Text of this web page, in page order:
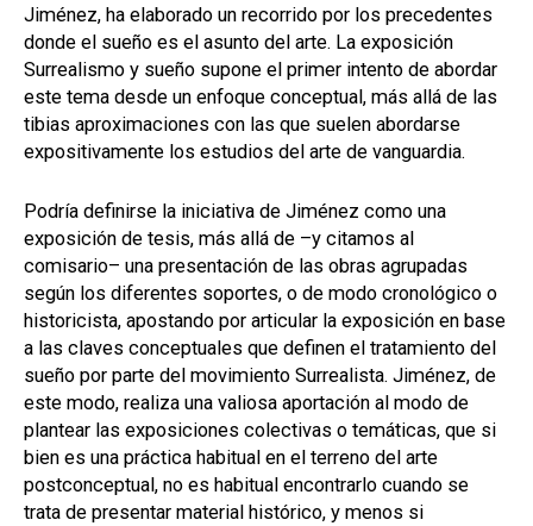
Jiménez, ha elaborado un recorrido por los precedentes
donde el sueño es el asunto del arte. La exposición
Surrealismo y sueño supone el primer intento de abordar
este tema desde un enfoque conceptual, más allá de las
tibias aproximaciones con las que suelen abordarse
expositivamente los estudios del arte de vanguardia.
Podría definirse la iniciativa de Jiménez como una
exposición de tesis, más allá de –y citamos al
comisario– una presentación de las obras agrupadas
según los diferentes soportes, o de modo cronológico o
historicista, apostando por articular la exposición en base
a las claves conceptuales que definen el tratamiento del
sueño por parte del movimiento Surrealista. Jiménez, de
este modo, realiza una valiosa aportación al modo de
plantear las exposiciones colectivas o temáticas, que si
bien es una práctica habitual en el terreno del arte
postconceptual, no es habitual encontrarlo cuando se
trata de presentar material histórico, y menos si